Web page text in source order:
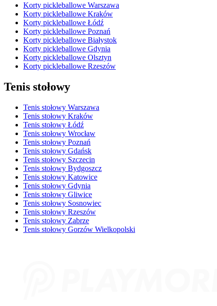
Korty pickleballowe Warszawa
Korty pickleballowe Kraków
Korty pickleballowe Łódź
Korty pickleballowe Poznań
Korty pickleballowe Białystok
Korty pickleballowe Gdynia
Korty pickleballowe Olsztyn
Korty pickleballowe Rzeszów
Tenis stołowy
Tenis stołowy Warszawa
Tenis stołowy Kraków
Tenis stołowy Łódź
Tenis stołowy Wrocław
Tenis stołowy Poznań
Tenis stołowy Gdańsk
Tenis stołowy Szczecin
Tenis stołowy Bydgoszcz
Tenis stołowy Katowice
Tenis stołowy Gdynia
Tenis stołowy Gliwice
Tenis stołowy Sosnowiec
Tenis stołowy Rzeszów
Tenis stołowy Zabrze
Tenis stołowy Gorzów Wielkopolski